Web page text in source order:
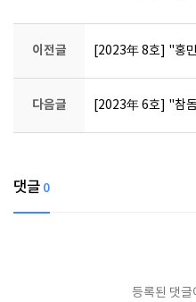
이전글 [2023年 8호] "홍
다음글 [2023年 6호] "참
댓글 0
등록된 댓글